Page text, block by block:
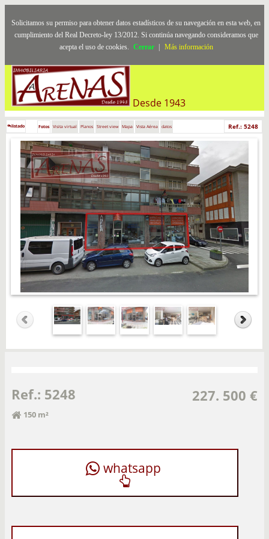
Solicitamos su permiso para obtener datos estadísticos de su navegación en esta web, en
cumplimiento del Real Decreto-ley 13/2012. Si continúa navegando consideramos que
acepta el uso de cookies. Cerrar Más información
Desde 1943
listado Fotos Visita virtual Planos Street view Mapa Vista Aérea datos Ref.: 5248
Ref.: 5248 227. 500 €
150 m²
whatsapp